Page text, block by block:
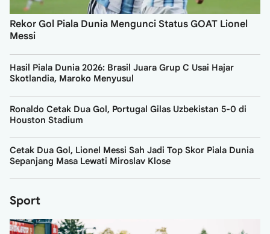
Rekor Gol Piala Dunia Mengunci Status GOAT Lionel
Messi
Hasil Piala Dunia 2026: Brasil Juara Grup C Usai Hajar
Skotlandia, Maroko Menyusul
Ronaldo Cetak Dua Gol, Portugal Gilas Uzbekistan 5-0 di
Houston Stadium
Cetak Dua Gol, Lionel Messi Sah Jadi Top Skor Piala Dunia
Sepanjang Masa Lewati Miroslav Klose
Sport